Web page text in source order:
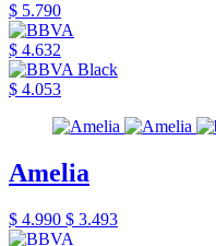
$ 5.790
$ 4.632
$ 4.053
Amelia
$ 4.990 $ 3.493